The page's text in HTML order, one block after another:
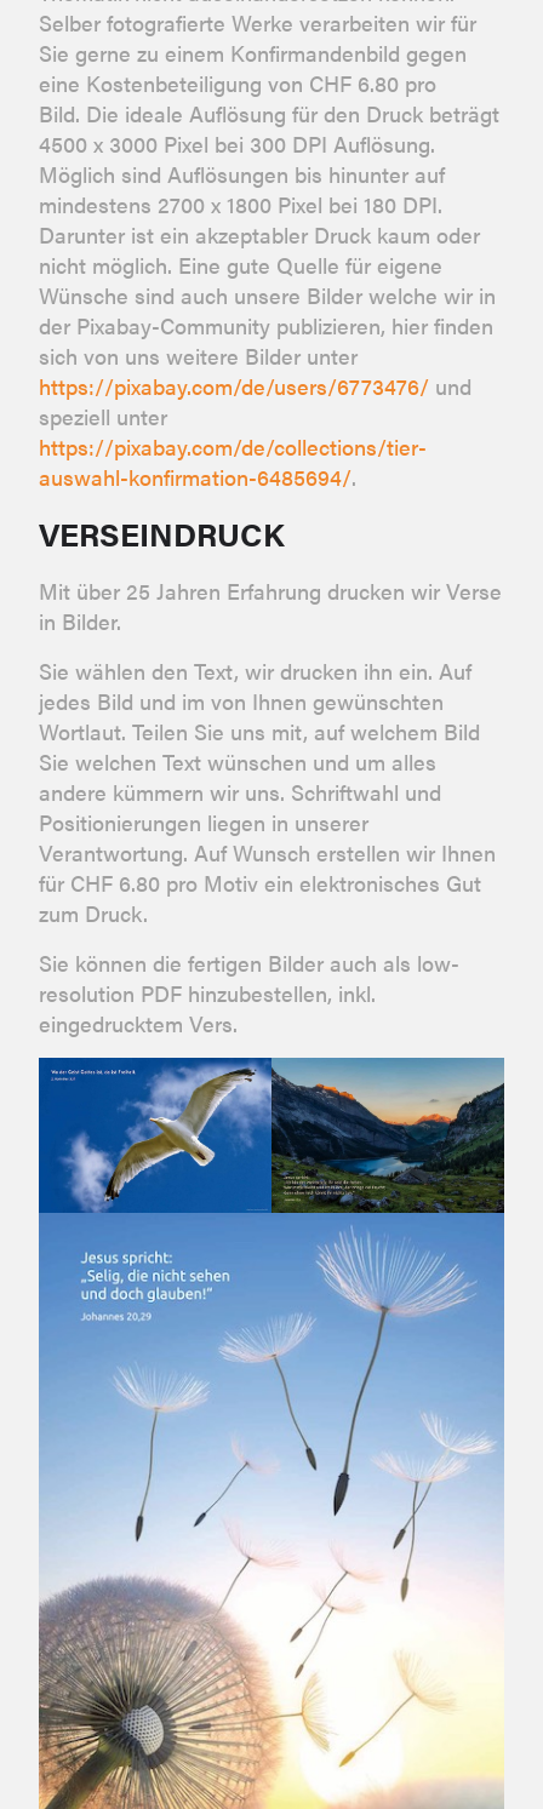
Selber fotografierte Werke verarbeiten wir für
Sie gerne zu einem Konfirmandenbild gegen
eine Kostenbeteiligung von CHF 6.80 pro
Bild. Die ideale Auflösung für den Druck beträgt
4500 x 3000 Pixel bei 300 DPI Auflösung.
Möglich sind Auflösungen bis hinunter auf
mindestens 2700 x 1800 Pixel bei 180 DPI.
Darunter ist ein akzeptabler Druck kaum oder
nicht möglich. Eine gute Quelle für eigene
Wünsche sind auch unsere Bilder welche wir in
der Pixabay-Community publizieren, hier finden
sich von uns weitere Bilder unter
https://pixabay.com/de/users/6773476/ und
speziell unter
https://pixabay.com/de/collections/tier-
auswahl-konfirmation-6485694/.
VERSEINDRUCK
Mit über 25 Jahren Erfahrung drucken wir Verse
in Bilder.
Sie wählen den Text, wir drucken ihn ein. Auf
jedes Bild und im von Ihnen gewünschten
Wortlaut. Teilen Sie uns mit, auf welchem Bild
Sie welchen Text wünschen und um alles
andere kümmern wir uns. Schriftwahl und
Positionierungen liegen in unserer
Verantwortung. Auf Wunsch erstellen wir Ihnen
für CHF 6.80 pro Motiv ein elektronisches Gut
zum Druck.
Sie können die fertigen Bilder auch als low-
resolution PDF hinzubestellen, inkl.
eingedrucktem Vers.